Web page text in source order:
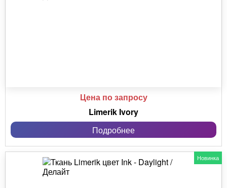
Цена по запросу
Limerik Ivory
Подробнее
Новинка